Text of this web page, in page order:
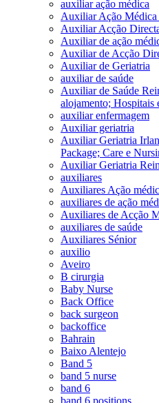
auxiliar ação médica
Auxiliar Ação Médica
Auxiliar Acção
Auxiliar de ação
Auxiliar de Acção
Auxiliar de Geriatria
auxiliar de saúde
Auxiliar de Saúde
alojamento; Hospitais
auxiliar enfermagem
Auxiliar geriatria
Auxiliar Geriatria
Package; Care e
Auxiliar Geriatria
auxiliares
Auxiliares Ação
auxiliares de ação
Auxiliares de Acção
auxiliares de saúde
Auxiliares Sénior
auxilio
Aveiro
B cirurgia
Baby Nurse
Back Office
back surgeon
backoffice
Bahrain
Baixo Alentejo
Band 5
band 5 nurse
band 6
band 6 positions